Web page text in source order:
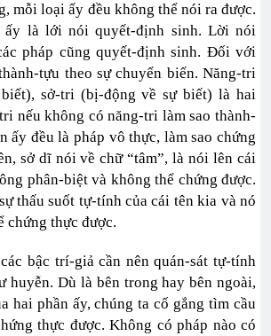
mỗi loại ấy đều không thể nói ra được.
là lới nói quyết-định sinh. Lời nói
pháp cũng quyết-định sinh. Đối với
tựu theo sự chuyển biến. Năng-tri
sở-tri (bị-động về sự biết) là hai
nếu không có năng-tri làm sao thành-
ấy đều là pháp vô thực, làm sao chứng
sở dĩ nói về chữ “tâm”, là nói lên cái
phân-biệt và không thể chứng được.
thấu suốt tự-tính của cái tên kia và nó
chứng thực được.
bậc trí-giả cần nên quán-sát tự-tính
huyễn. Dù là bên trong hay bên ngoài,
hai phần ấy, chúng ta cố gắng tìm cầu
thực được. Không có pháp nào có